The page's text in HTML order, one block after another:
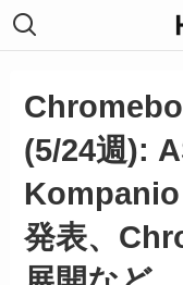
(5/24週):
Kompanio
発表、